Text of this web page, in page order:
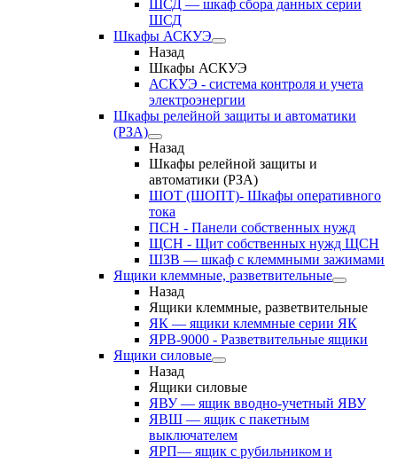
ШСД — шкаф сбора данных серии
ШСД
Шкафы АСКУЭ
Назад
Шкафы АСКУЭ
АСКУЭ - система контроля и учета
электроэнергии
Шкафы релейной защиты и автоматики
(РЗА)
Назад
Шкафы релейной защиты и
автоматики (РЗА)
ШОТ (ШОПТ)- Шкафы оперативного
тока
ПСН - Панели собственных нужд
ЩСН - Щит собственных нужд ЩСН
ШЗВ — шкаф с клеммными зажимами
Ящики клеммные, разветвительные
Назад
Ящики клеммные, разветвительные
ЯК — ящики клеммные серии ЯК
ЯРВ-9000 - Разветвительные ящики
Ящики силовые
Назад
Ящики силовые
ЯВУ — ящик вводно-учетный ЯВУ
ЯВШ — ящик с пакетным
выключателем
ЯРП— ящик с рубильником и